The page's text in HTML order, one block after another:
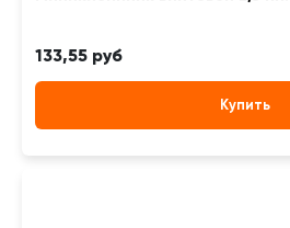
133,55 руб
Купить